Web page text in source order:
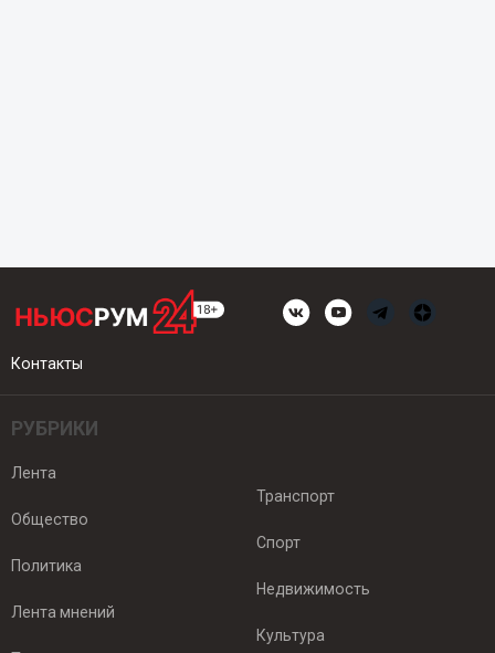
Контакты
РУБРИКИ
Лента
Общество
Политика
Лента мнений
Транспорт
Спорт
Недвижимость
Культура